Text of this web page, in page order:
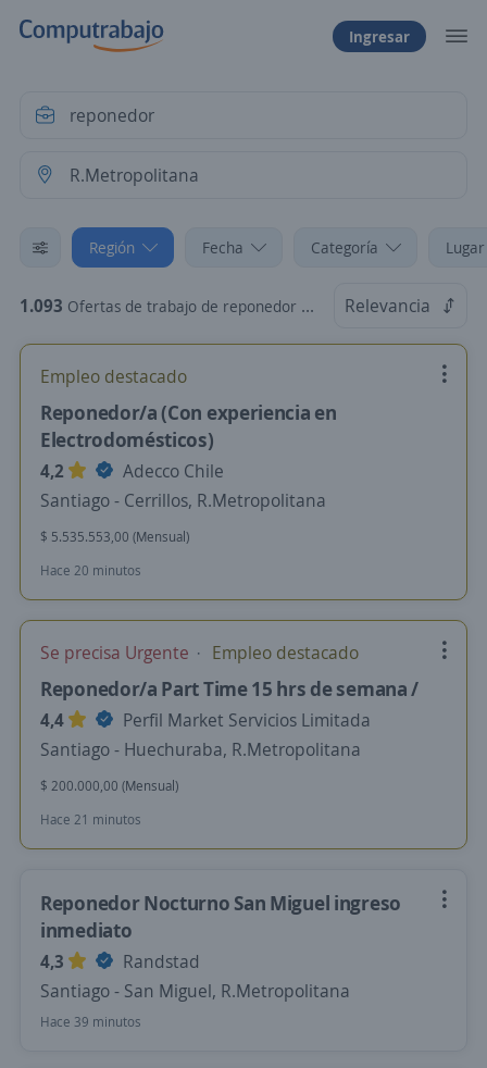
Ingresar
Región Fecha Categoría
1.093 Ofertas de trabajo de reponedor en R.Metropolitana Relevancia
Empleo destacado
Reponedor/a (Con experiencia en
Electrodomésticos)
4,2
Adecco Chile
Santiago - Cerrillos, R.Metropolitana
$ 5.535.553,00 (Mensual)
Hace 20 minutos
Se precisa Urgente Empleo destacado
Reponedor/a Part Time 15 hrs de semana /
4,4
Perfil Market Servicios Limitada
Santiago - Huechuraba, R.Metropolitana
$ 200.000,00 (Mensual)
Hace 21 minutos
Reponedor Nocturno San Miguel ingreso
inmediato
4,3
Randstad
Santiago - San Miguel, R.Metropolitana
Hace 39 minutos